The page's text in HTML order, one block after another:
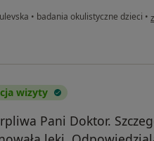
• badania okulistyczne dzieci •
wizyty
Pani Doktor.